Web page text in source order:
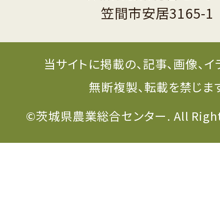
笠間市安居3165-1
当サイトに掲載の、記事、画像、
無断複製、転載を禁じま
©茨城県農業総合センター. All